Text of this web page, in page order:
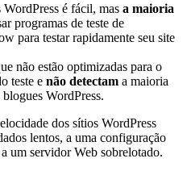
WordPress é fácil, mas a maioria
programas de teste de
para testar rapidamente seu site
não estão optimizadas para o
teste e não detectam a maioria
WordPress.
dos sítios WordPress
lentos, a uma configuração
um servidor Web sobrelotado.